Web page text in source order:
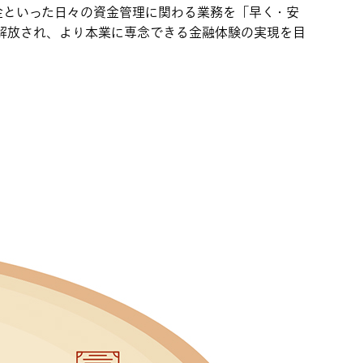
いった日々の資金管理に関わる業務を「早く・安
され、より本業に専念できる金融体験の実現を目